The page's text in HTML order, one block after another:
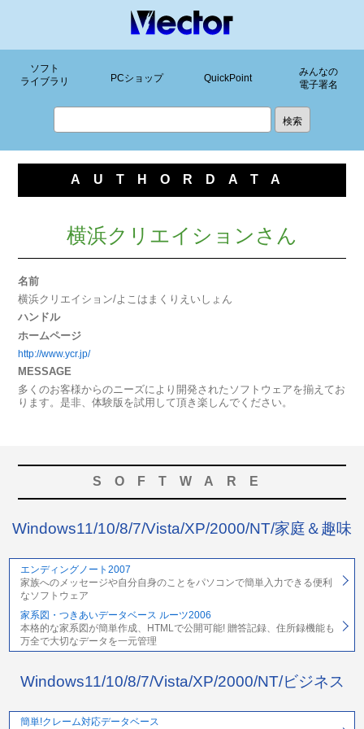
ソフト
ライブラリ
PCショップ QuickPoint
みんなの
電子署名
AUTHORDATA
横浜クリエイションさん
名前
横浜クリエイション/よこはまくりえいしょん
ハンドル
ホームページ
http://www.ycr.jp/
MESSAGE
多くのお客様からのニーズにより開発されたソフトウェアを揃えてお
ります。是非、体験版を試用して頂き楽しんでください。
SOFTWARE
Windows11/10/8/7/Vista/XP/2000/NT/家庭＆趣味
エンディングノート2007
家族へのメッセージや自分自身のことをパソコンで簡単入力できる便利
なソフトウェア
家系図・つきあいデータベース ルーツ2006
本格的な家系図が簡単作成、HTMLで公開可能! 贈答記録、住所録機能も
万全で大切なデータを一元管理
Windows11/10/8/7/Vista/XP/2000/NT/ビジネス
簡単!クレーム対応データベース